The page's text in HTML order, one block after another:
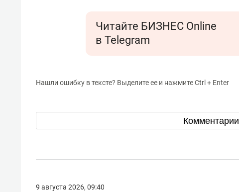
Читайте БИЗНЕС Online
в Telegram
Нашли ошибку в тексте? Выделите ее и нажмите Ctrl + Enter
Комментарии
9 августа 2026, 09:40